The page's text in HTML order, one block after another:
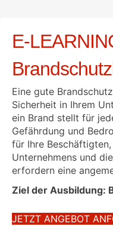
E-
Eine gute
Sicherheit in Ihrem
ein Brand stellt für
Gefährdung und
für Ihre
Unternehmens und
erfordern eine
Ziel der Ausbildung:
JETZT ANGEBOT